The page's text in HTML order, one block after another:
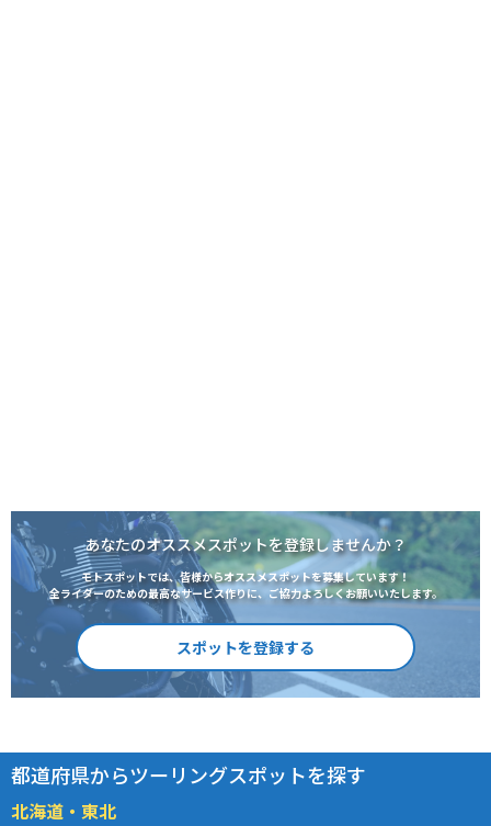
あなたのオススメスポットを登録しませんか？
モトスポットでは、皆様からオススメスポットを募集しています！
全ライダーのための最高なサービス作りに、ご協力よろしくお願いいたします。
スポットを登録する
都道府県からツーリングスポットを探す
北海道・東北